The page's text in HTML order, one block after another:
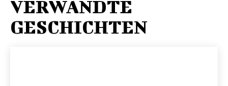
VERWANDTE
GESCHICHTEN